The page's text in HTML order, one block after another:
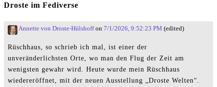
Droste im Fediverse
Annette von Droste-Hülshoffon 7/1/2026, 9:52:23 PM (edited)
Rüschhaus, so schrieb ich mal, ist einer der
unveränderlichsten Orte, wo man den Flug der Zeit am
wenigsten gewahr wird. Heute wurde mein Rüschhaus
wiedereröffnet, mit der neuen Ausstellung „Droste Welten“.